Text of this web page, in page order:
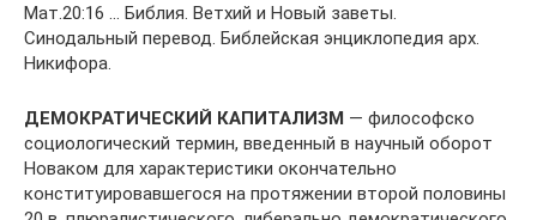
Мат.20:16 … Библия. Ветхий и Новый заветы.
Синодальный перевод. Библейская энциклопедия арх.
Никифора.
ДЕМОКРАТИЧЕСКИЙ КАПИТАЛИЗМ — философско
социологический термин, введенный в научный оборот
Новаком для характеристики окончательно
конституировавшегося на протяжении второй половины